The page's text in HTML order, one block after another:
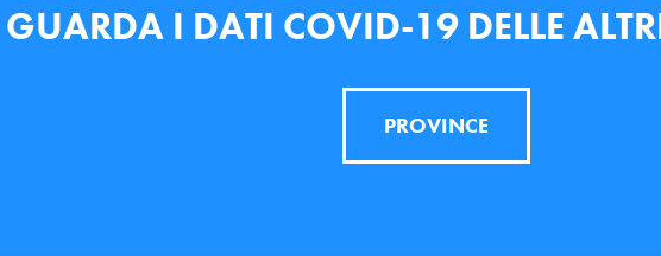
GUARDA I DATI COVID-19 DELLE
PROVINCE